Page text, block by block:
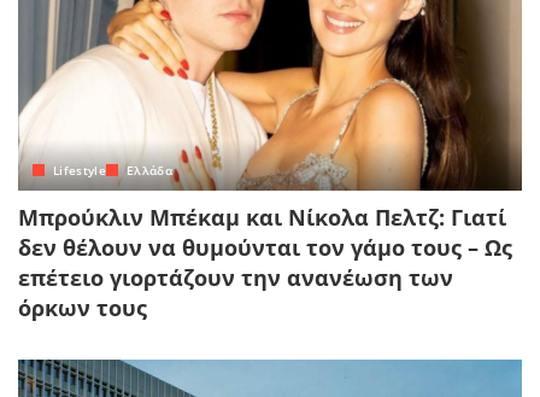
Lifestyle Ελλάδα
Μπρούκλιν Μπέκαμ και Νίκολα Πελτζ: Γιατί
δεν θέλουν να θυμούνται τον γάμο τους – Ως
επέτειο γιορτάζουν την ανανέωση των
όρκων τους